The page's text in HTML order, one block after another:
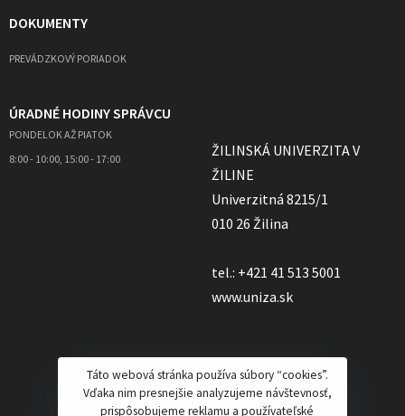
DOKUMENTY
PREVÁDZKOVÝ PORIADOK
ÚRADNÉ HODINY SPRÁVCU
PONDELOK AŽ PIATOK
8:00 - 10:00, 15:00 - 17:00
ŽILINSKÁ UNIVERZITA V
ŽILINE
Univerzitná 8215/1
010 26 Žilina
tel.: +421 41 513 5001
www.uniza.sk
Táto webová stránka používa súbory “cookies”.
Vďaka nim presnejšie analyzujeme návštevnosť,
prispôsobujeme reklamu a používateľské